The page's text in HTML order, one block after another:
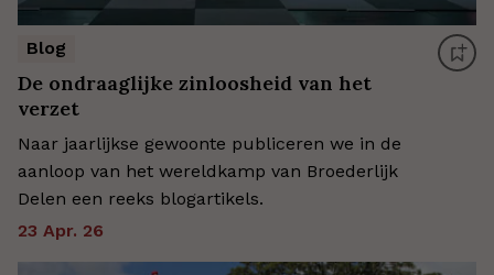
Blog
De ondraaglijke zinloosheid van het
verzet
Naar jaarlijkse gewoonte publiceren we in de
aanloop van het wereldkamp van Broederlijk
Delen een reeks blogartikels.
23 Apr. 26